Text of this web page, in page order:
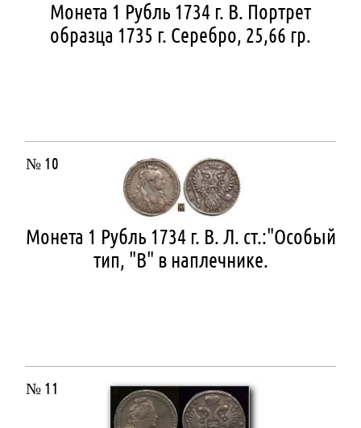
Монета 1 Рубль 1734 г. В. Портрет
образца 1735 г. Серебро, 25,66 гр.
№ 10
Монета 1 Рубль 1734 г. В. Л. ст.:"Особый
тип, "В" в наплечнике.
№ 11